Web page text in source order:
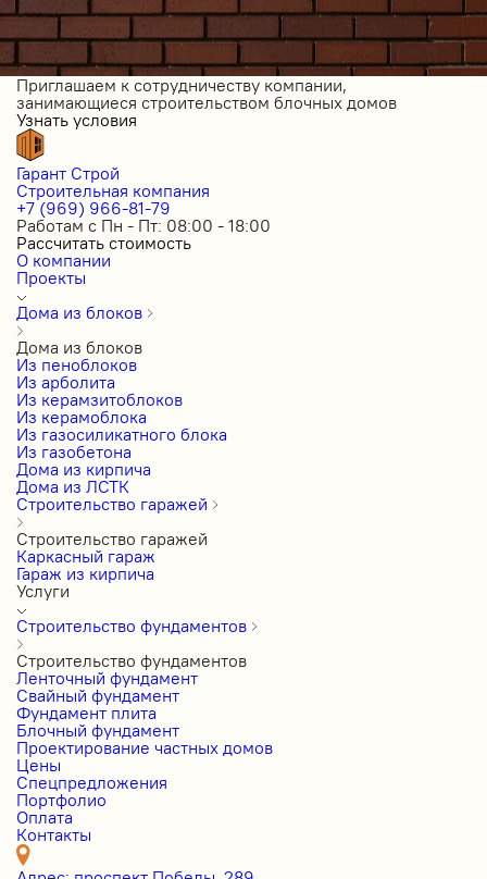
Приглашаем к сотрудничеству компании,
занимающиеся строительством блочных домов
Узнать условия
Гарант Строй
Строительная компания
+7 (969) 966-81-79
Работам с Пн - Пт: 08:00 - 18:00
Рассчитать стоимость
О компании
Проекты
Дома из блоков
Дома из блоков
Из пеноблоков
Из арболита
Из керамзитоблоков
Из керамоблока
Из газосиликатного блока
Из газобетона
Дома из кирпича
Дома из ЛСТК
Строительство гаражей
Строительство гаражей
Каркасный гараж
Гараж из кирпича
Услуги
Строительство фундаментов
Строительство фундаментов
Ленточный фундамент
Свайный фундамент
Фундамент плита
Блочный фундамент
Проектирование частных домов
Цены
Cпецпредложения
Портфолио
Оплата
Контакты